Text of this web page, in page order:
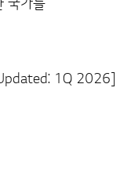
국가를
1Q 2026]